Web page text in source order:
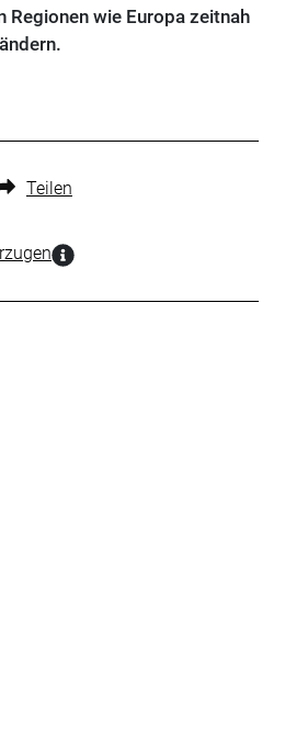
Regionen wie Europa zeitnah
Teilen